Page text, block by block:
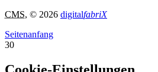
CMS, © 2026 digitalfabriX
Seitenanfang
30